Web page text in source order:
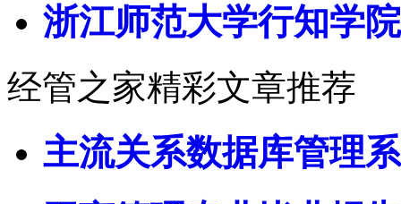
浙江师范大学行知学院
经管之家精彩文章推荐
主流关系数据库管理